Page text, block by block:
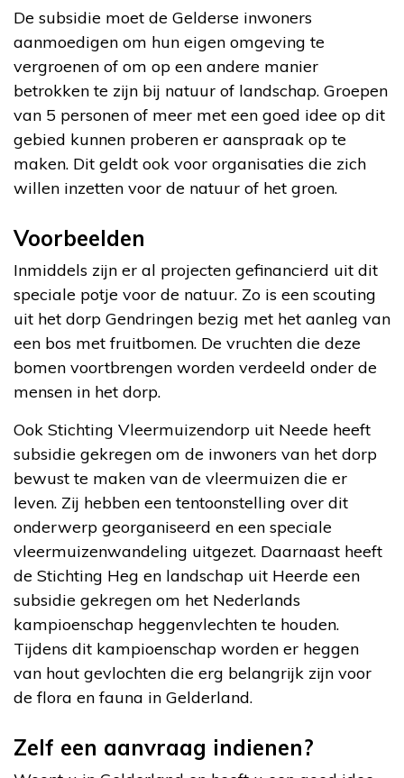
De subsidie moet de Gelderse inwoners
aanmoedigen om hun eigen omgeving te
vergroenen of om op een andere manier
betrokken te zijn bij natuur of landschap. Groepen
van 5 personen of meer met een goed idee op dit
gebied kunnen proberen er aanspraak op te
maken. Dit geldt ook voor organisaties die zich
willen inzetten voor de natuur of het groen.
Voorbeelden
Inmiddels zijn er al projecten gefinancierd uit dit
speciale potje voor de natuur. Zo is een scouting
uit het dorp Gendringen bezig met het aanleg van
een bos met fruitbomen. De vruchten die deze
bomen voortbrengen worden verdeeld onder de
mensen in het dorp.
Ook Stichting Vleermuizendorp uit Neede heeft
subsidie gekregen om de inwoners van het dorp
bewust te maken van de vleermuizen die er
leven. Zij hebben een tentoonstelling over dit
onderwerp georganiseerd en een speciale
vleermuizenwandeling uitgezet. Daarnaast heeft
de Stichting Heg en landschap uit Heerde een
subsidie gekregen om het Nederlands
kampioenschap heggenvlechten te houden.
Tijdens dit kampioenschap worden er heggen
van hout gevlochten die erg belangrijk zijn voor
de flora en fauna in Gelderland.
Zelf een aanvraag indienen?